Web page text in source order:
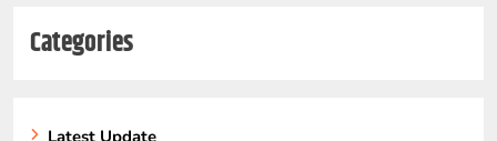
Categories
Latest Update